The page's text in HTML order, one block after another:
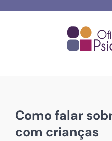
Como falar
com crianças